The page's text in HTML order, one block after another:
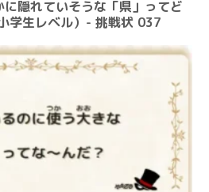
隠れていそうな「県」ってど
学生レベル）- 挑戦状 037